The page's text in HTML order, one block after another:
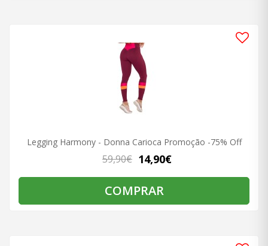
Legging Harmony - Donna Carioca Promoção -75% Off
14,90€
59,90€
COMPRAR